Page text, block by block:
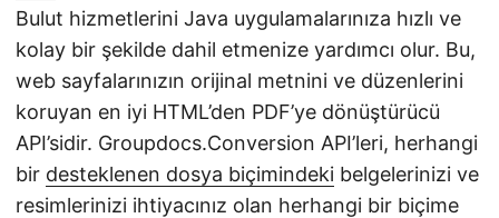
Bulut hizmetlerini Java uygulamalarınıza hızlı ve
kolay bir şekilde dahil etmenize yardımcı olur. Bu,
web sayfalarınızın orijinal metnini ve düzenlerini
koruyan en iyi HTML’den PDF’ye dönüştürücü
API’sidir. Groupdocs.Conversion API’leri, herhangi
bir desteklenen dosya biçimindeki belgelerinizi ve
resimlerinizi ihtiyacınız olan herhangi bir biçime